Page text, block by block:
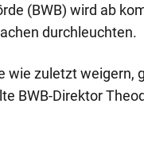
(BWB) wird ab
durchleuchten.
wie zuletzt weigern,
BWB-Direktor